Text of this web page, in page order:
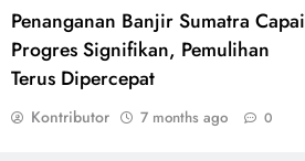
Penanganan Banjir Sumatra Capai
Progres Signifikan, Pemulihan
Terus Dipercepat
Kontributor 7 months ago 0